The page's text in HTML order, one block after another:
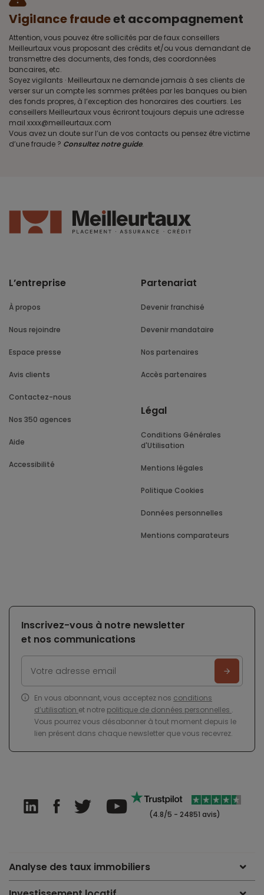
Vigilance fraudeet accompagnement
Attention, vous pouvez être sollicités par de faux conseillers
Meilleurtaux vous proposant des crédits et/ou vous demandant de
transmettre des documents, des fonds, des coordonnées
bancaires, etc.
Soyez vigilants · Meilleurtaux ne demande jamais à ses clients de
verser sur un compte les sommes prêtées par les banques ou bien
des fonds propres, à l’exception des honoraires des courtiers. Les
conseillers Meilleurtaux vous écriront toujours depuis une adresse
mail xxxx@meilleurtaux.com
Vous avez un doute sur l’un de vos contacts ou pensez être victime
d’une fraude ? Consultez notre guide.
L’entreprise
À propos
Nous rejoindre
Espace presse
Avis clients
Contactez-nous
Nos 350 agences
Aide
Accessibilité
Partenariat
Devenir franchisé
Devenir mandataire
Nos partenaires
Accès partenaires
Légal
Conditions Générales
d'Utilisation
Mentions légales
Politique Cookies
Données personnelles
Mentions comparateurs
Inscrivez-vous à notre newsletter
et nos communications
En vous abonnant, vous acceptez nos conditions
d’utilisation et notre politique de données personnelles .
Vous pourrez vous désabonner à tout moment depuis le
lien présent dans chaque newsletter que vous recevrez.
(4.8/5 - 24851 avis)
Analyse des taux immobiliers